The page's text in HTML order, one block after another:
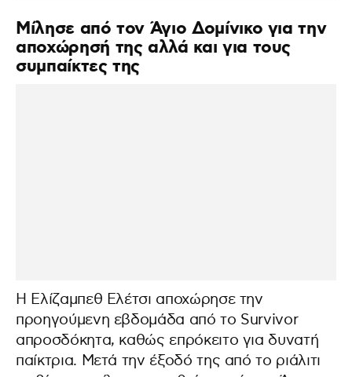
Μίλησε από τον Άγιο Δομίνικο για την
αποχώρησή της αλλά και για τους
συμπαίκτες της
Η Ελίζαμπεθ Ελέτσι αποχώρησε την
προηγούμενη εβδομάδα από το Survivor
απροσδόκητα, καθώς επρόκειτο για δυνατή
παίκτρια. Μετά την έξοδό της από το ριάλιτι